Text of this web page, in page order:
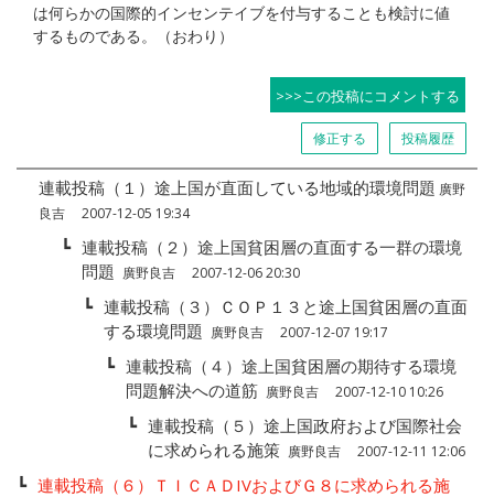
は何らかの国際的インセンテイブを付与することも検討に値
するものである。（おわり）
>>>この投稿にコメントする
修正する 投稿履歴
連載投稿（１）途上国が直面している地域的環境問題 廣野
良吉 2007-12-05 19:34
┗ 連載投稿（２）途上国貧困層の直面する一群の環境
問題 廣野良吉 2007-12-06 20:30
┗ 連載投稿（３）ＣＯＰ１３と途上国貧困層の直面
する環境問題 廣野良吉 2007-12-07 19:17
┗ 連載投稿（４）途上国貧困層の期待する環境
問題解決への道筋 廣野良吉 2007-12-10 10:26
┗ 連載投稿（５）途上国政府および国際社会
に求められる施策 廣野良吉 2007-12-11 12:06
┗ 連載投稿（６）ＴＩＣＡＤIVおよびＧ８に求められる施